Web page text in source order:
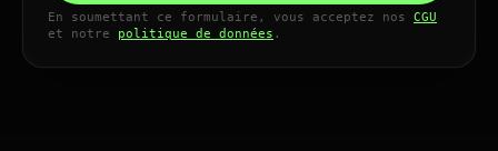
En soumettant ce formulaire, vous acceptez nos CGU
et notre politique de données .